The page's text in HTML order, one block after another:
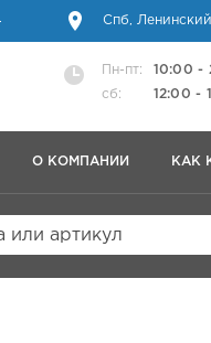
Спб,
Пн-пт:
10:00 -
сб:
12:00 -
О КОМПАНИИ КАК
или артикул